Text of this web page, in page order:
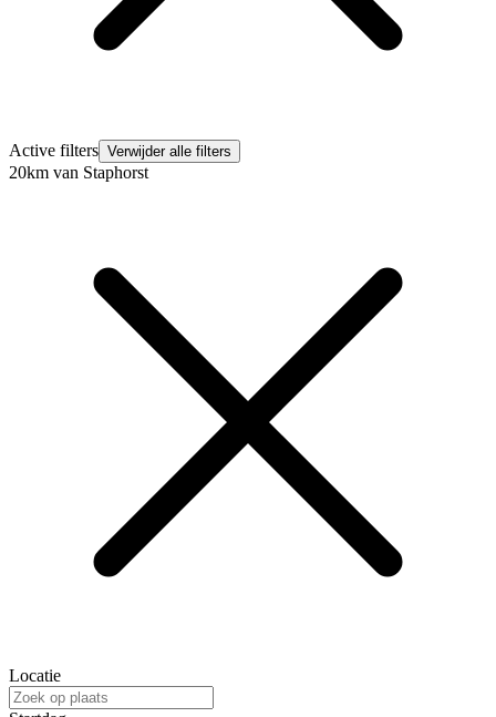
Active filters Verwijder alle filters
20km van Staphorst
Locatie